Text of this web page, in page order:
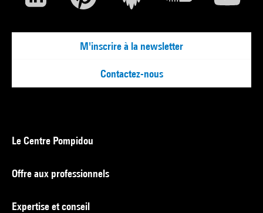
M'inscrire à la newsletter
Contactez-nous
Le Centre Pompidou
Offre aux professionnels
Expertise et conseil